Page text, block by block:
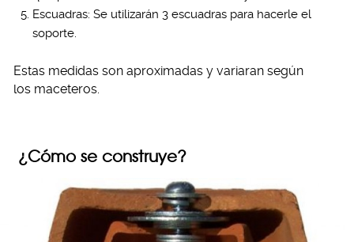
Escuadras: Se utilizarán 3 escuadras para hacerle el
soporte.
Estas medidas son aproximadas y variaran según
los maceteros.
¿Cómo se construye?